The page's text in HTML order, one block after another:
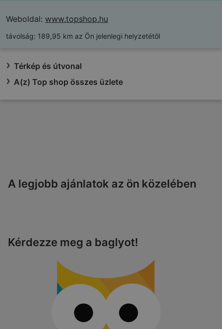
Weboldal: www.topshop.hu
távolság: 189,95 km az Ön jelenlegi helyzetétől
Térkép és útvonal
A(z) Top shop összes üzlete
A legjobb ajánlatok az ön közelében
Kérdezze meg a baglyot!